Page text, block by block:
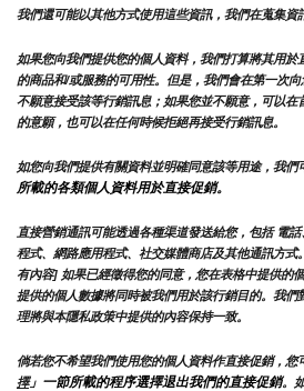
我們還可能以其他方式使用這些資訊，我們在蒐集資
如果您向我們提供您的個人資料，我們打算將其用於
的商品和/或服務的可用性。但是，我們會在第一次
不願意接受該等行銷訊息；如果您並不願意，可以在
的意願，也可以在任何時候拒絕再接受行銷訊息。
如您向我們提供有關資料並明確同意該等用途，我們
所載的各類個人資料用於直接促銷。
直接營銷通訊可能透過各種渠道發送給您，包括 電
程式、網路應用程式、社交媒體商店及其他通訊方式
有內容] 如果已經徵得您的同意，您在表格中提供的
提供的個人數據將同時被我們用於該行銷目的。我們
理將與本隱私政策中提供的內容保持一致。
倘若您不希望我們使用您的個人資料作直接促銷，您
擇」一節所載的程序選擇退出我們的直接促銷。